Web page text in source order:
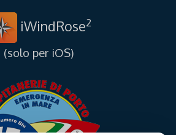
iWindRose2
(solo per iOS)